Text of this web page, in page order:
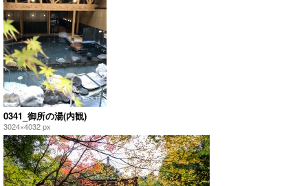
0341_御所の湯(内観)
3024×4032 px